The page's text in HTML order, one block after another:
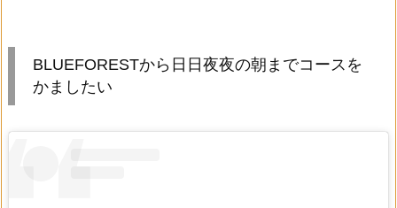
BLUEFORESTから日日夜夜の朝までコースを
かましたい